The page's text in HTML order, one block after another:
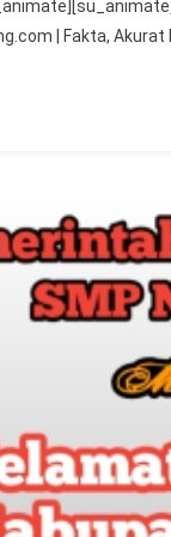
| Fakta, Akurat